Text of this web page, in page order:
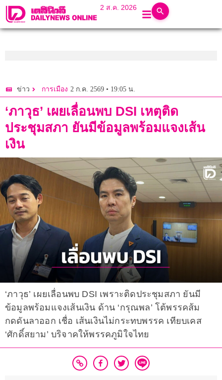
2 ส.ค. 2026
ข่าว การเมือง 2 ก.ค. 2569 • 19:05 น.
‘ภาวุธ’ เผยเลื่อนพบ DSI เหตุติด
ประชุมสภา ยันมีข้อมูลพร้อมแจงเส้น
เงิน
‘ภาวุธ’ เผยเลื่อนพบ DSI เพราะติดประชุมสภา ยันมี
ข้อมูลพร้อมแจงเส้นเงิน ด้าน ‘กรุณพล’ โต้พรรคส้ม
กดดันลาออก เชื่อ เส้นเงินไม่กระทบพรรค เทียบเคส
‘ศักดิ์สยาม’ บริจาคให้พรรคภูมิใจไทย